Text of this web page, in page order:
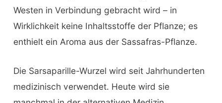
Westen in Verbindung gebracht wird – in
Wirklichkeit keine Inhaltsstoffe der Pflanze; es
enthielt ein Aroma aus der Sassafras-Pflanze.
Die Sarsaparille-Wurzel wird seit Jahrhunderten
medizinisch verwendet. Heute wird sie